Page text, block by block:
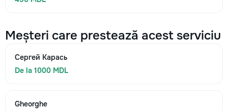
Meșteri care prestează acest serviciu
Сергей Карась
De la 1000 MDL
Gheorghe